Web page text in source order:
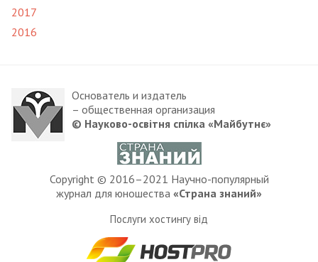
2017
2016
Основатель и издатель
– общественная организация
© Науково-освітня спілка «Майбутнє»
Copyright © 2016–2021 Научно-популярный
журнал для юношества «Страна знаний»
Послуги хостингу від